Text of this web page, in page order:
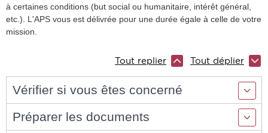
à certaines conditions (but social ou humanitaire, intérêt général,
etc.). L'APS vous est délivrée pour une durée égale à celle de votre
mission.
Tout replier Tout déplier
Vérifier si vous êtes concerné
Préparer les documents